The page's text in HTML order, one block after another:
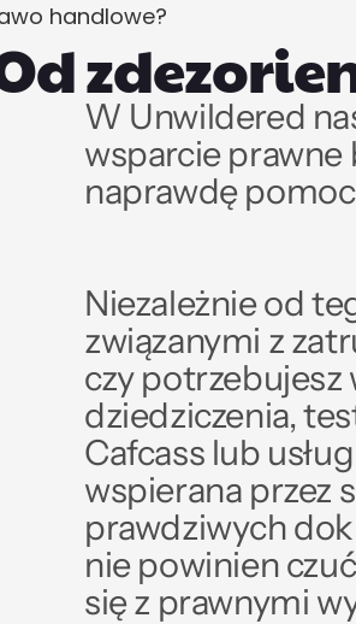
handlowe?
W Unwildered
wsparcie prawne
naprawdę
Niezależnie od
związanymi z
czy potrzebujesz
dziedziczenia,
Cafcass lub
wspierana przez
prawdziwych
nie powinien
się z prawnymi